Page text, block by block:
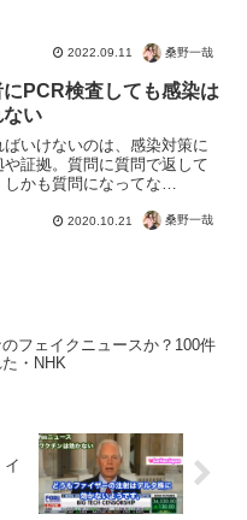
2022.09.11 桑野一哉
PCR検査しても感染は
い
いけないのは、感染対策に
や証拠。質問に質問で返して
しかも質問になってな
果を出していないという根拠
2020.10.21 桑野一哉
フェイクニュースか？100件
・NHK
イ